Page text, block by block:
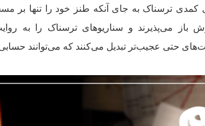
کمدی ترسناک به جای آنکه طنز خود را تنها بر
باز می‌پذیرند و سناریوهای ترسناک را به
حتی عجیب‌تر تبدیل می‌کنند که می‌توانند حسابی